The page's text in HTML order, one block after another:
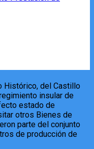
Histórico, del Castillo
insular de
estado de
otros Bienes de
parte del conjunto
de producción de